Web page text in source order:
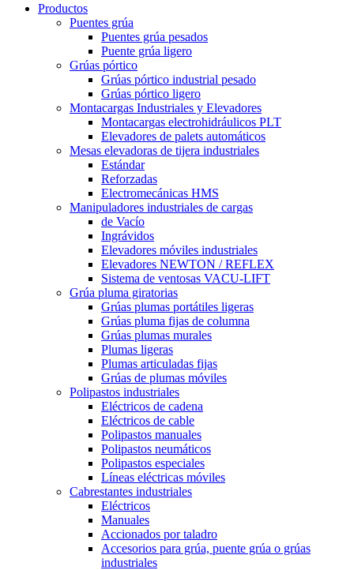
Productos
Puentes grúa
Puentes grúa pesados
Puente grúa ligero
Grúas pórtico
Grúas pórtico industrial pesado
Grúas pórtico ligero
Montacargas Industriales y Elevadores
Montacargas electrohidráulicos PLT
Elevadores de palets automáticos
Mesas elevadoras de tijera industriales
Estándar
Reforzadas
Electromecánicas HMS
Manipuladores industriales de cargas
de Vacío
Ingrávidos
Elevadores móviles industriales
Elevadores NEWTON / REFLEX
Sistema de ventosas VACU-LIFT
Grúa pluma giratorias
Grúas plumas portátiles ligeras
Grúas pluma fijas de columna
Grúas plumas murales
Plumas ligeras
Plumas articuladas fijas
Grúas de plumas móviles
Polipastos industriales
Eléctricos de cadena
Eléctricos de cable
Polipastos manuales
Polipastos neumáticos
Polipastos especiales
Líneas eléctricas móviles
Cabrestantes industriales
Eléctricos
Manuales
Accionados por taladro
Accesorios para grúa, puente grúa o grúas
industriales